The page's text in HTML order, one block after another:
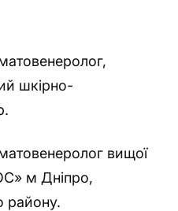
шкірно-
вищої
м Дніпро,
району.